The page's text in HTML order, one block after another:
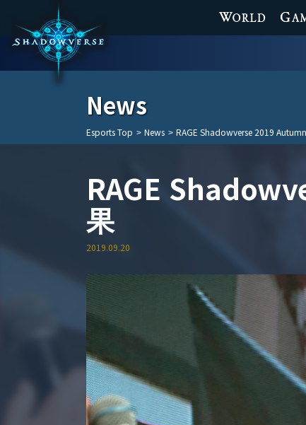
WORLD
News
Esports Top > News > RAGE Shadowverse 2019
RAGE
果
2019.09.20